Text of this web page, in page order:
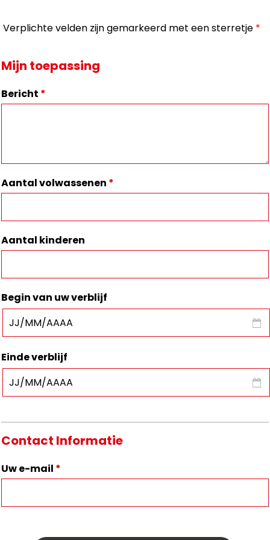
Verplichte velden zijn gemarkeerd met een sterretje *
Mijn toepassing
Bericht *
Aantal volwassenen *
Aantal kinderen
Begin van uw verblijf
Einde verblijf
Contact Informatie
Uw e-mail *